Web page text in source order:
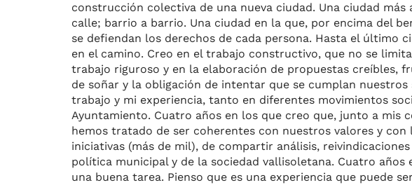
construcción colectiva de una nueva ciudad. Una ciudad
calle; barrio a barrio. Una ciudad en la que, por encima del
se defiendan los derechos de cada persona. Hasta el último
en el camino. Creo en el trabajo constructivo, que no se
trabajo riguroso y en la elaboración de propuestas creíbles,
de soñar y la obligación de intentar que se cumplan
trabajo y mi experiencia, tanto en diferentes movimientos
Ayuntamiento. Cuatro años en los que creo que, junto a mis
hemos tratado de ser coherentes con nuestros valores y
iniciativas (más de mil), de compartir análisis,
política municipal y de la sociedad vallisoletana. Cuatro
una buena tarea. Pienso que es una experiencia que puede